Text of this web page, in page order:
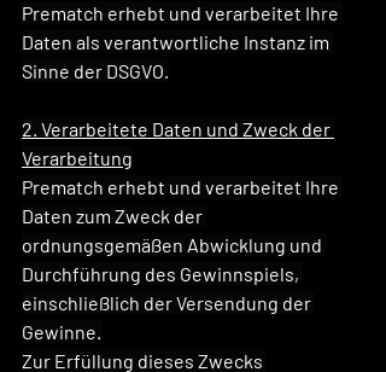
Prematch erhebt und verarbeitet Ihre
Daten als verantwortliche Instanz im
Sinne der DSGVO.
2. Verarbeitete Daten und Zweck der
Verarbeitung
Prematch erhebt und verarbeitet Ihre
Daten zum Zweck der
ordnungsgemäßen Abwicklung und
Durchführung des Gewinnspiels,
einschließlich der Versendung der
Gewinne.
Zur Erfüllung dieses Zwecks